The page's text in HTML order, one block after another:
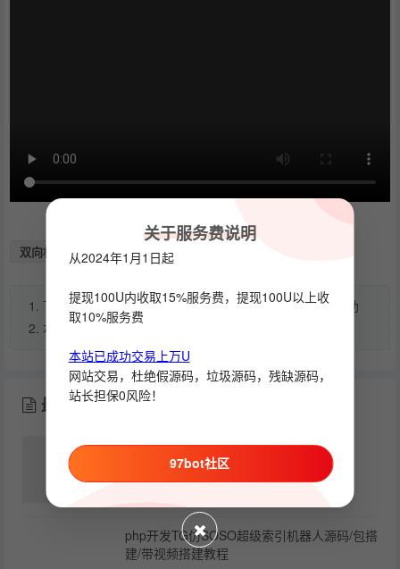
双向机器人 机器人
1. 下载后遇到任何问题可以到：问答社区 发表帖子请求帮助
2. 本文章所属：机器人成品
最新发布
钱包机器人
php开发TG仿SOSO超级索引机器人源码/包搭
建/带视频搭建教程
关于服务费说明
从2024年1月1日起
提现100U内收取15%服务费，提现100U以上收
取10%服务费
本站已成功交易上万U
网站交易，杜绝假源码，垃圾源码，残缺源码，
站长担保0风险！
97bot社区